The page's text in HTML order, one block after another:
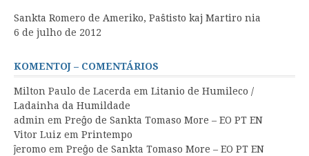
Sankta Romero de Ameriko, Paŝtisto kaj Martiro nia
6 de julho de 2012
KOMENTOJ – COMENTÁRIOS
Milton Paulo de Lacerda em Litanio de Humileco /
Ladainha da Humildade
admin em Preĝo de Sankta Tomaso More – EO PT EN
Vitor Luiz em Printempo
ĵeromo em Preĝo de Sankta Tomaso More – EO PT EN